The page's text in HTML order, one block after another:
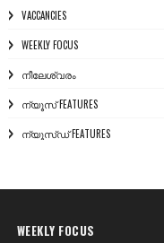
VACCANCIES
WEEKLY FOCUS
നീലേശ്വരം
ന്യൂസ് FEATURES
ന്യൂസ്ഡ് FEATURES
WEEKLY FOCUS